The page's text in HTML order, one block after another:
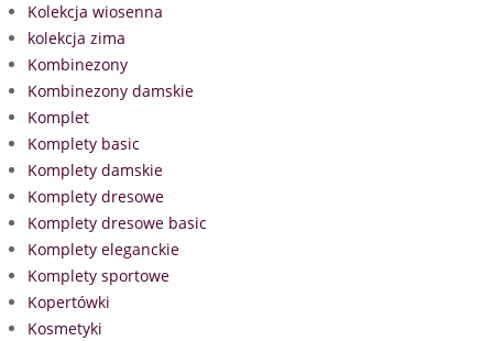
Kolekcja wiosenna
kolekcja zima
Kombinezony
Kombinezony damskie
Komplet
Komplety basic
Komplety damskie
Komplety dresowe
Komplety dresowe basic
Komplety eleganckie
Komplety sportowe
Kopertówki
Kosmetyki